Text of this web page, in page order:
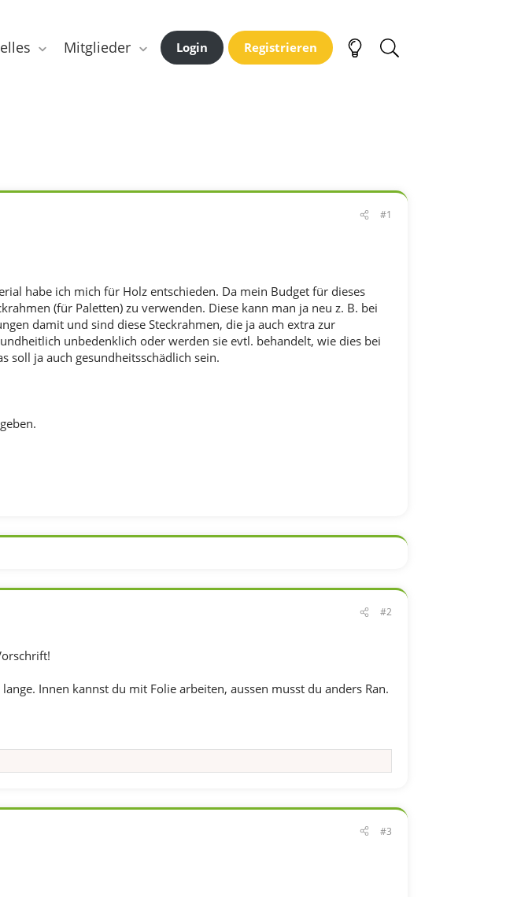
Mitglieder Login Registrieren
#1
habe ich mich für Holz entschieden. Da mein Budget für dieses
(für Paletten) zu verwenden. Diese kann man ja neu z. B. bei
damit und sind diese Steckrahmen, die ja auch extra zur
unbedenklich oder werden sie evtl. behandelt, wie dies bei
soll ja auch gesundheitsschädlich sein.
#2
Innen kannst du mit Folie arbeiten, aussen musst du anders Ran.
#3